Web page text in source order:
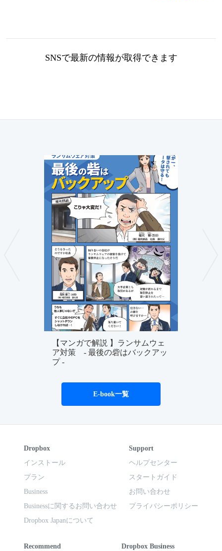
SNSで最新の情報が取得できます
【マンガで解説 】ランサムウェ
ア対策 - 最後の砦はバックアッ
プ -
E-book一覧
Dropbox
インストール
プラン
Business
Businessに関するお問い合わせ
Dropbox Japanについて
Support
ヘルプセンター
スタートガイド
お問い合わせ
プライバシーポリシー
Recommend Dropbox Business